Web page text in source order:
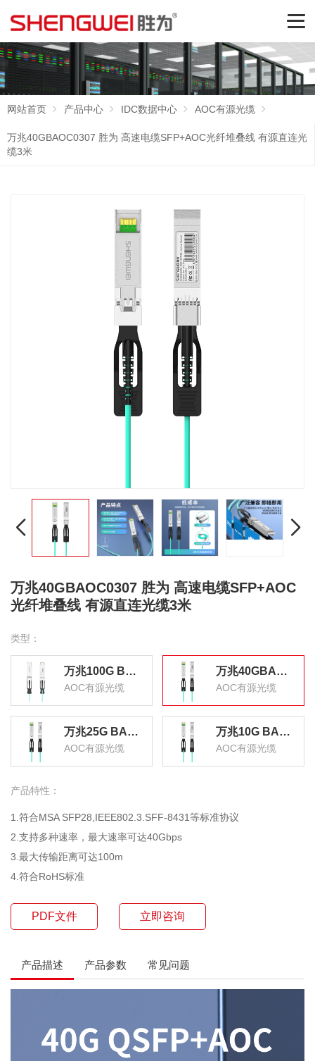
网站首页 产品中心 IDC数据中心 AOC有源光缆
万兆40GBAOC0307 胜为 高速电缆SFP+AOC光纤堆叠线 有源直连光
缆3米
万兆40GBAOC0307 胜为 高速电缆SFP+AOC
光纤堆叠线 有源直连光缆3米
类型：
万兆100G BAOC0407 胜为 高速电缆QSFP28 AOC光纤堆叠线 有源直连光缆7米
AOC有源光缆
万兆40GBAOC0307 胜为 高速电缆SFP+AOC光纤堆叠线 有源直连光缆3米
AOC有源光缆
万兆25G BAOC0203 胜为 高速电缆SFP28 AOC光纤堆叠线 有源直连光缆3米
AOC有源光缆
万兆10G BAOC0103 胜为 高速电缆SFP+AOC光纤堆叠线 有源直连光缆3米
AOC有源光缆
产品特性：
1.符合MSA SFP28,IEEE802.3.SFF-8431等标准协议
2.支持多种速率，最大速率可达40Gbps
3.最大传输距离可达100m
4.符合RoHS标准
PDF文件 立即咨询
产品描述 产品参数 常见问题